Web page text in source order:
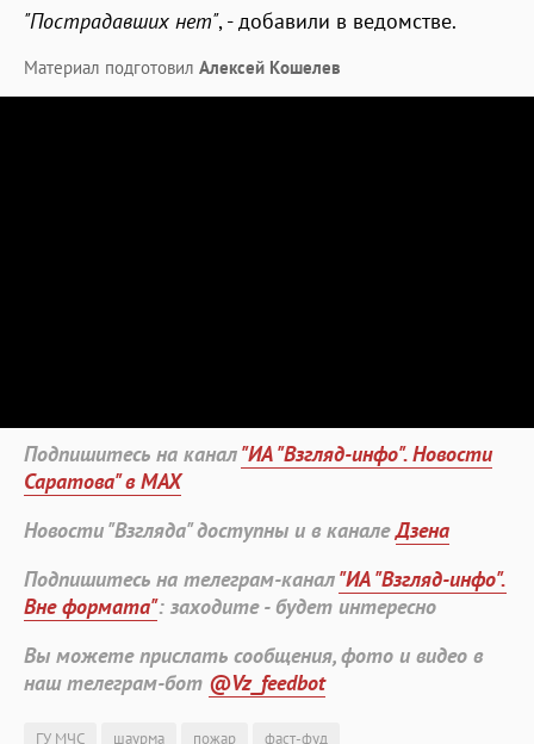
"Пострадавших нет", - добавили в ведомстве.
Материал подготовил Алексей Кошелев
Подпишитесь на канал"ИА "Взгляд-инфо". Новости
Саратова" в MAX
Новости "Взгляда" доступны и в каналеДзена
Подпишитесь на телеграм-канал"ИА "Взгляд-инфо".
Вне формата": заходите - будет интересно
Вы можете прислать сообщения, фото и видео в
наш телеграм-бот @Vz_feedbot
ГУ МЧС шаурма пожар
фаст-фуд